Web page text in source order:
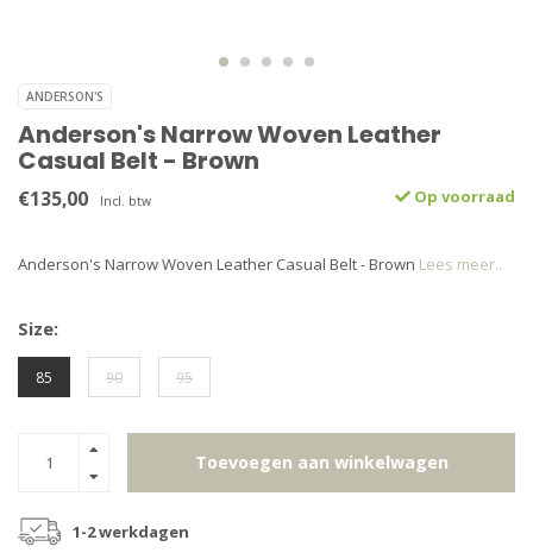
ANDERSON'S
Anderson's Narrow Woven Leather
Casual Belt - Brown
€135,00 Incl. btw Op voorraad
Anderson's Narrow Woven Leather Casual Belt - Brown Lees meer..
Size:
85 90 95
Toevoegen aan winkelwagen
1-2 werkdagen